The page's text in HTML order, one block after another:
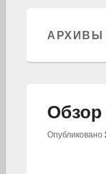
АРХИВЫ
Обзор
Опубликовано